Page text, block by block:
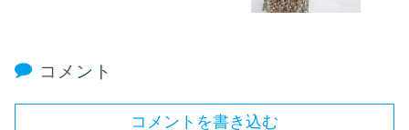
コメント
コメントを書き込む